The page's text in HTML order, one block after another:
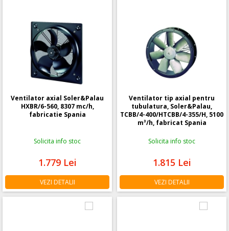
Ventilator axial Soler&Palau
HXBR/6-560, 8307 mc/h,
fabricatie Spania
Solicita info stoc
1.779 Lei
VEZI DETALII
Ventilator tip axial pentru
tubulatura, Soler&Palau,
TCBB/4-400/HTCBB/4-355/H, 5100
m³/h, fabricat Spania
Solicita info stoc
1.815 Lei
VEZI DETALII